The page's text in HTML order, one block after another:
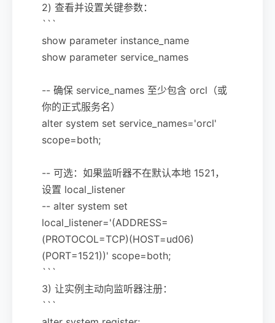
2) 查看并设置关键参数：
```
show parameter instance_name
show parameter service_names
-- 确保 service_names 至少包含 orcl（或
你的正式服务名）
alter system set service_names='orcl'
scope=both;
-- 可选：如果监听器不在默认本地 1521，
设置 local_listener
-- alter system set
local_listener='(ADDRESS=
(PROTOCOL=TCP)(HOST=ud06)
(PORT=1521))' scope=both;
```
3) 让实例主动向监听器注册：
```